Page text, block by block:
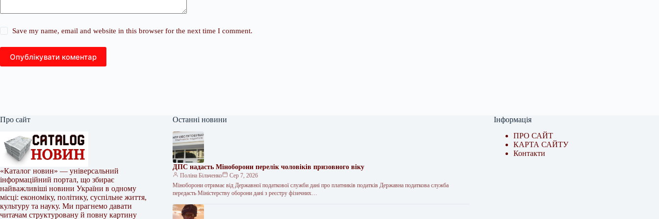
Save my name, email and website in this browser for the next time I comment.
Опублікувати коментар
Про сайт
«Каталог новин» — універсальний
інформаційний портал, що збирає
найважливіші новини України в одному
місці: економіку, політику, суспільне життя,
культуру та науку. Ми прагнемо давати
читачам структуровану й повну картину
Останні новини
ДПС надасть Міноборони перелік чоловіків призовного віку
Поліна Більченко
Сер 7, 2026
Міноборони отримає від Державної податкової служби дані про платників податків Державна податкова служба
передасть Міністерству оборони дані з реєстру фізичних…
Інформація
ПРО САЙТ
КАРТА САЙТУ
Контакти